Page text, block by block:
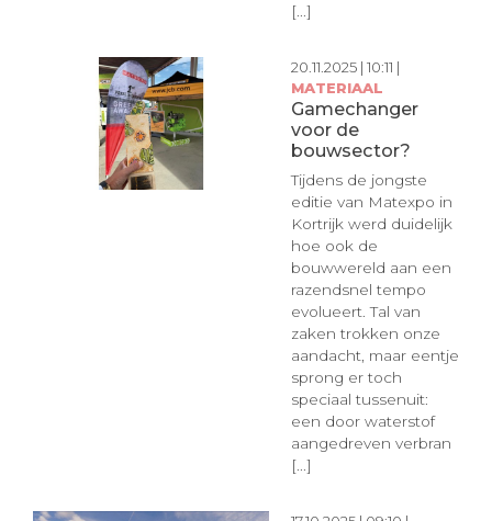
[...]
20.11.2025 | 10:11 |
MATERIAAL
Gamechanger
voor de
bouwsector?
Tijdens de jongste
editie van Matexpo in
Kortrijk werd duidelijk
hoe ook de
bouwwereld aan een
razendsnel tempo
evolueert. Tal van
zaken trokken onze
aandacht, maar eentje
sprong er toch
speciaal tussenuit:
een door waterstof
aangedreven verbran
[...]